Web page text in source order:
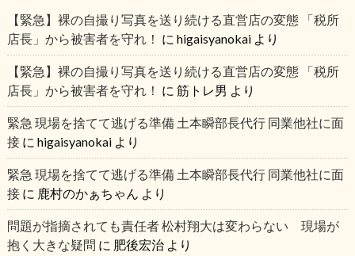
【緊急】裸の自撮り写真を送り続ける直営店の変態 「税所
店長」から被害者を守れ！ に higaisyanokaiより
【緊急】裸の自撮り写真を送り続ける直営店の変態 「税所
店長」から被害者を守れ！ に 筋トレ男 より
緊急 現場を捨てて逃げる準備 土本瞬部長代行 同業他社に面
接に higaisyanokaiより
緊急 現場を捨てて逃げる準備 土本瞬部長代行 同業他社に面
接に 鹿村のかぁちゃん より
問題が指摘されても責任者 松村翔大は変わらない 現場が
抱く大きな疑問 に 肥後宏治より